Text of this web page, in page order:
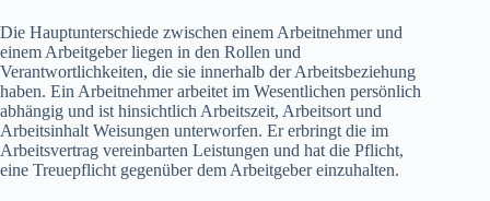
Die Hauptunterschiede zwischen einem Arbeitnehmer und
einem Arbeitgeber liegen in den Rollen und
Verantwortlichkeiten, die sie innerhalb der Arbeitsbeziehung
haben. Ein Arbeitnehmer arbeitet im Wesentlichen persönlich
abhängig und ist hinsichtlich Arbeitszeit, Arbeitsort und
Arbeitsinhalt Weisungen unterworfen. Er erbringt die im
Arbeitsvertrag vereinbarten Leistungen und hat die Pflicht,
eine Treuepflicht gegenüber dem Arbeitgeber einzuhalten.